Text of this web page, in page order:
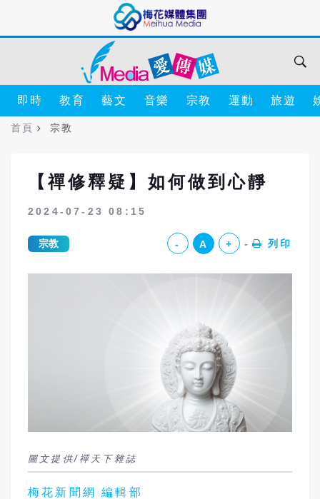
即時 教育 藝文 音樂 宗教 運動 旅遊
首頁 宗教
【禪修釋疑】如何做到心靜
2024-07-23 08:15
宗教 - A + 列印
圖文提供/禪天下雜誌
梅花新聞網 編輯部